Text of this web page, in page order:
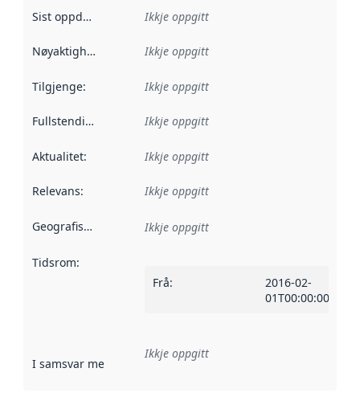
Sist oppdatert Ikkje oppgitt
Nøyaktigheit Ikkje oppgitt
Tilgjenge: Ikkje oppgitt
Fullstendigheit Ikkje oppgitt
Aktualitet: Ikkje oppgitt
Relevans: Ikkje oppgitt
Geografisk område Ikkje oppgitt
Tidsrom:
Frå:
2016-02-
01T00:00:00Z
I samsvar med Referanse til ei implementeringsregel eller
Ikkje oppgitt